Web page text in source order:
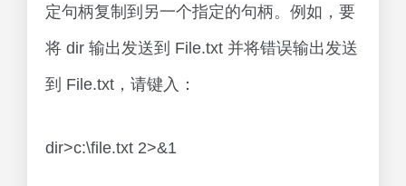
定句柄复制到另一个指定的句柄。例如，要
将 dir 输出发送到 File.txt 并将错误输出发送
到 File.txt，请键入：
dir>c:\file.txt 2>&1